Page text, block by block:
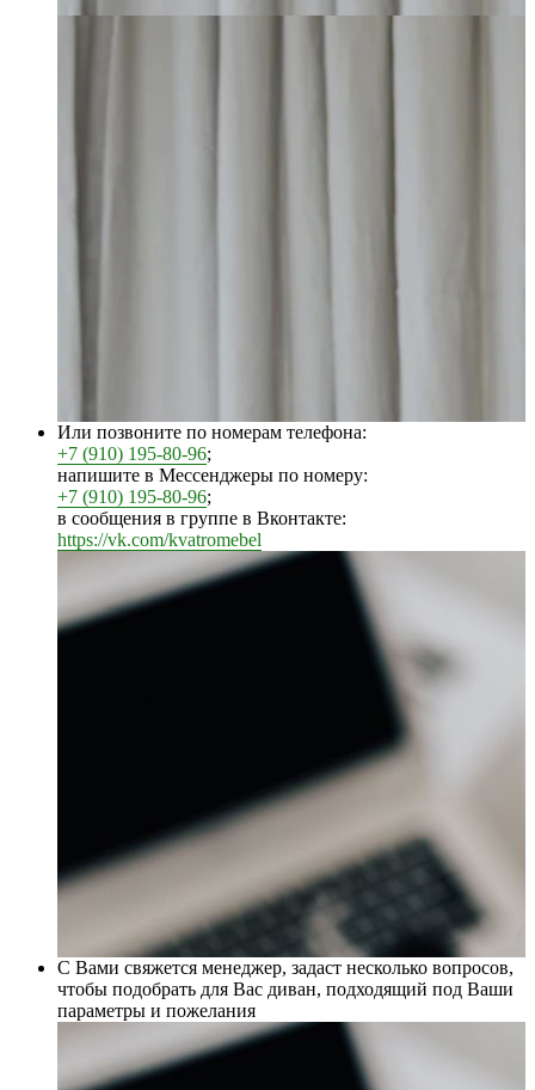
Или позвоните по номерам телефона:
+7 (910) 195-80-96;
напишите в Мессенджеры по номеру:
+7 (910) 195-80-96;
в сообщения в группе в Вконтакте:
https://vk.com/kvatromebel
С Вами свяжется менеджер, задаст несколько вопросов,
чтобы подобрать для Вас диван, подходящий под Ваши
параметры и пожелания